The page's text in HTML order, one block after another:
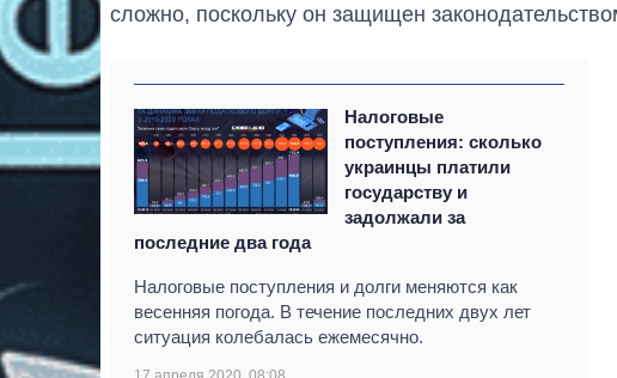
сложно, поскольку он защищен
Налоговые
поcтупления: сколько
украинцы платили
государству и
задолжали за
последние два года
Налоговые поступления и долги меняются как
весенняя погода. В течение последних двух лет
ситуация колебалась ежемесячно.